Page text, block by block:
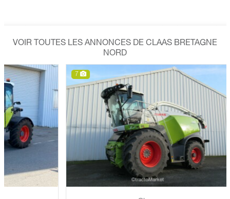
VOIR TOUTES LES ANNONCES DE CLAAS BRETAGNE
NORD